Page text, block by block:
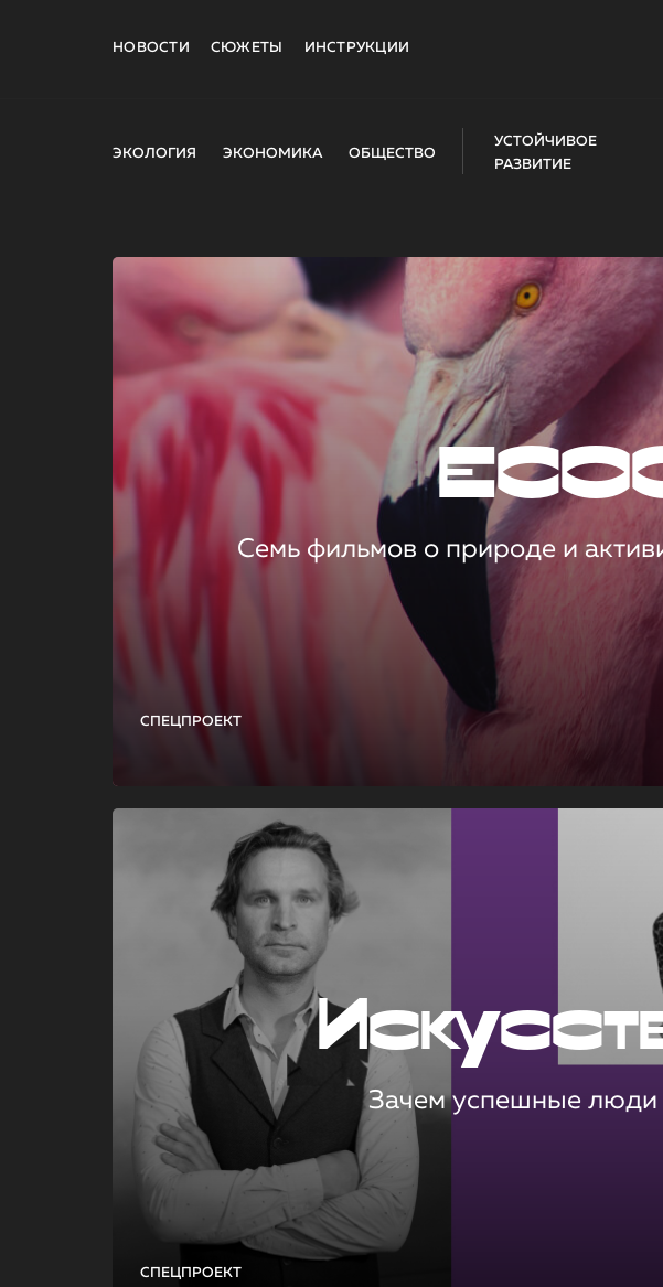
НОВОСТИ СЮЖЕТЫ ИНСТРУКЦИИ
ЭКОЛОГИЯ ЭКОНОМИКА ОБЩЕСТВО
УСТОЙЧИВОЕ
РАЗВИТИЕ
СПЕЦПРОЕКТ
Семь фильмов о природе и
СПЕЦПРОЕКТ
Зачем успешные люди